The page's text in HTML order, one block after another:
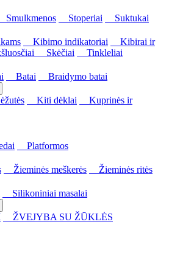
Smulkmenos Stoperiai
Suktukai
Kibimo indikatoriai
Kibirai ir
Skėčiai
Tinkleliai
Batai
Braidymo batai
Kiti dėklai
Kuprinės ir
Platformos
Žieminės meškerės
Žieminės ritės
Silikoniniai masalai
ŽVEJYBA SU ŽŪKLĖS